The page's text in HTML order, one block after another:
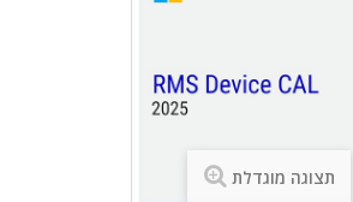
תצוגה מוגדלת